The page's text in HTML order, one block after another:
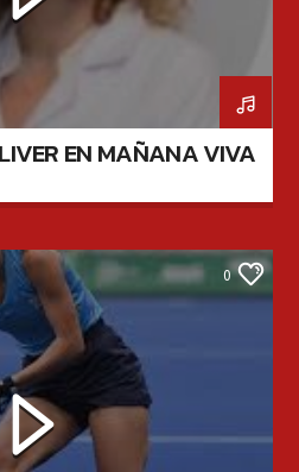
EN MAÑANA VIVA
0